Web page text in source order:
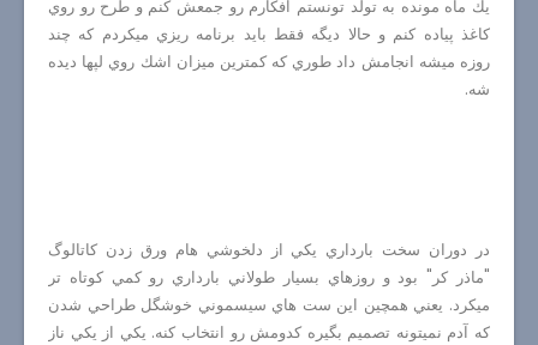
يك ماه مونده به تولد تونستم افكارم رو جمعش كنم و طرح رو روي
كاغذ پياده كنم و حالا ديگه فقط بايد برنامه ريزي ميكردم كه چند
روزه ميشه انجامش داد طوري كه كمترين ميزان اشك روي لپها ديده
شه.
در دوران سخت بارداري يكي از دلخوشي هام ورق زدن كاتالوگ
"ماذر كر" بود و روزهاي بسيار طولاني بارداري رو كمي كوتاه تر
ميكرد. يعني همچين اين ست هاي سيسموني خوشگل طراحي شدن
كه آدم نميتونه تصميم بگيره كدومش رو انتخاب كنه. يكي از يكي ناز